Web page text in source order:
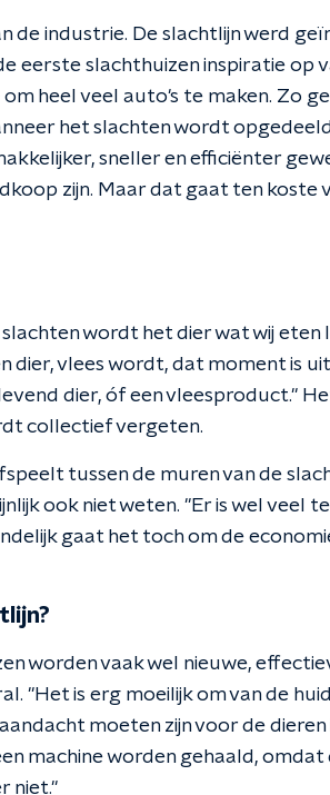
de industrie. De slachtlijn werd
eerste slachthuizen inspiratie op
heel veel auto's te maken. Zo
het slachten wordt
sneller en efficiënter
zijn. Maar dat gaat ten koste
wordt het dier wat wij
dier, vlees wordt, dat moment is
dier, óf een vleesproduct."
collectief vergeten.
tussen de muren van de
ook niet weten. "Er is wel veel
gaat het toch om de
worden vaak wel nieuwe,
"Het is erg moeilijk om van de
moeten zijn voor de
machine worden gehaald,
niet."